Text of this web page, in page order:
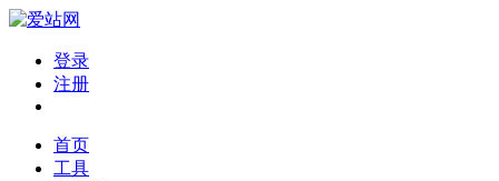
登录
注册
首页
工具